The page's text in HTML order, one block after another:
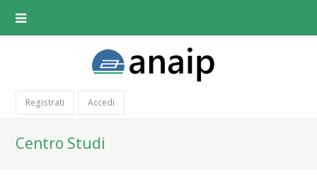
Registrati Accedi
Centro Studi